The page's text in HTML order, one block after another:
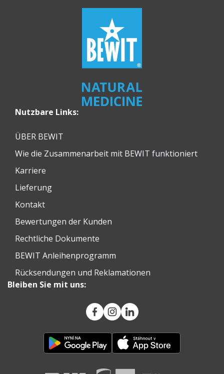
Nutzbare Links:
ÜBER BEWIT
Wie die Zusammenarbeit mit BEWIT funktioniert
Karriere
Lieferung
Kontakt
Bewertungen der Kunden
Rechtliche Dokumente
BEWIT Anleihenprogramm
Rücksendungen und Reklamationen
Bleiben Sie mit uns: